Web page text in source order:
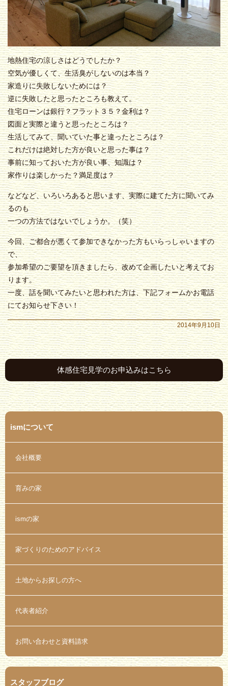
地熱住宅の涼しさはどうでしたか？
空気が優しくて、生活臭がしないのは本当？
家造りに失敗しないためには？
逆に失敗したと思ったところも教えて。
住宅ローンは銀行？フラット３５？金利は？
図面と実際と違うと思ったところは？
生活してみて、聞いていた事と違ったところは？
これだけは絶対した方が良いと思った事は？
事前に知っておいた方が良い事、知識は？
家作りは楽しかった？満足度は？
などなど、いろいろあると思います、実際に建てた方に聞いてみ
るのも
一つの方法ではないでしょうか。（笑）
今回、ご都合が悪くて参加できなかった方もいらっしゃいますの
で、
参加希望のご要望を頂きましたら、改めて企画したいと考えてお
ります。
一度、話を聞いてみたいと思われた方は、下記フォームかお電話
にてお知らせ下さい！
2014年9月10日
体感住宅見学のお申込みはこちら
ismについて
会社概要
育みの家
ismの家
家づくりのためのアドバイス
土地からお探しの方へ
代表者紹介
お問い合わせと資料請求
スタッフブログ